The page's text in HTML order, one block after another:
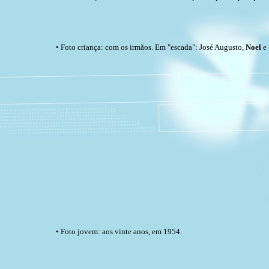
• Foto criança: com os irmãos. Em "escada": José Augusto, Noele
• Foto jovem: aos vinte anos, em 1954.